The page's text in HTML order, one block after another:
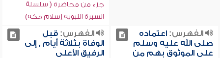
جزء من محاضرة ( سلسلة
السيرة النبوية إسلام مكة)
الفهرس:اعتماده
صلى الله عليه وسلم
على الموثوق بهم من
الفهرس:قبل
الوفاة بثلاثة أيام , إلى
الرفيق الأعلى